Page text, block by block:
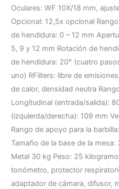
Oculares: WF 10X/18 mm,
Opcional: 12,5x opcional
de hendidura: 0 – 12 mm
5, 9 y 12 mm Rotación de
de hendidura: 20° (cuatro
uno) RFilters: libre de
de calor, densidad neutra
Longitudinal (entrada/salida):
(izquierda/derecha): 109 mm
Rango de apoyo para la
Tamaño de la base de la
Metal 30 kg Peso: 25
tonómetro, protector
adaptador de cámara, difusor,